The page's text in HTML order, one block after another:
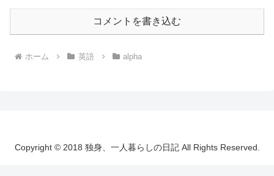
コメントを書き込む
ホーム 英語 alpha
Copyright © 2018 独身、一人暮らしの日記 All Rights Reserved.